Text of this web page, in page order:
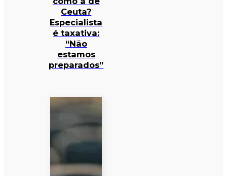
Ceuta?
Especialista
é taxativa:
“Não
estamos
preparados”